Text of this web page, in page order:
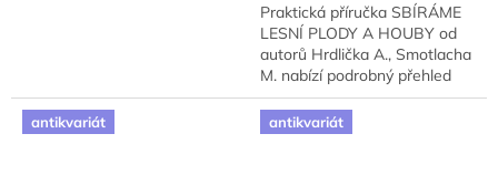
Praktická příručka SBÍRÁME
LESNÍ PLODY A HOUBY od
autorů Hrdlička A., Smotlacha
M. nabízí podrobný přehled
sezónního sběru a
následného zpracování
lesních darů. Publikaci vydal...
antikvariát antikvariát